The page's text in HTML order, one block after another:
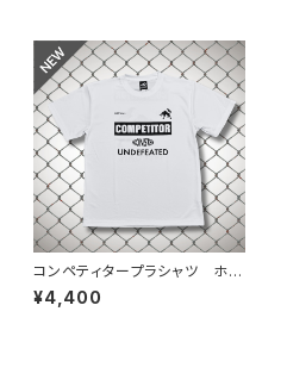
コンペティタープラシャツ ホワ
イトブラック
¥4,400